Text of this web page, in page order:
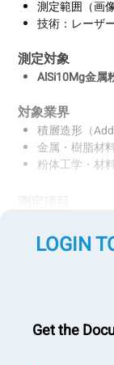
測定範囲（画
技術：レーザ
測定対象
AlSi10Mg金属
対象業界
積層造形（
金属・樹脂材
粉体工学・材
粒子形状（ア
LOGIN
Get the